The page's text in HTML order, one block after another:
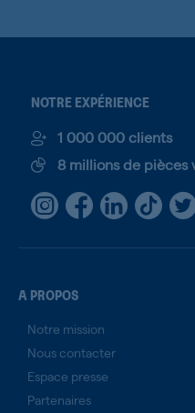
NOTRE EXPÉRIENCE
1 000 000 clients
8 millions de pièces
A PROPOS
Notre mission
Nous contacter
Espace presse
Partenaires